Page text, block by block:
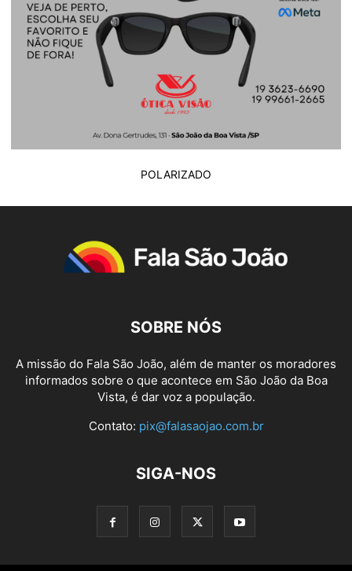
POLARIZADO
SOBRE NÓS
A missão do Fala São João, além de manter os moradores
informados sobre o que acontece em São João da Boa
Vista, é dar voz a população.
Contato: pix@falasaojao.com.br
SIGA-NOS